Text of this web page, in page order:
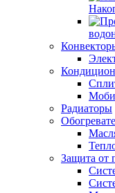
Радиаторы
Защита от